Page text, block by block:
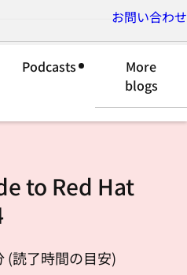
お問い合わせ
Podcasts
More
blogs
to Red Hat
(読了時間の目安)